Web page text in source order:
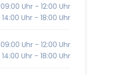
09:00 Uhr - 12:00 Uhr
14:00 Uhr - 18:00 Uhr
09:00 Uhr - 12:00 Uhr
14:00 Uhr - 18:00 Uhr